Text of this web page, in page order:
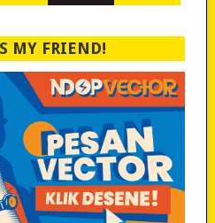
MY FRIEND!